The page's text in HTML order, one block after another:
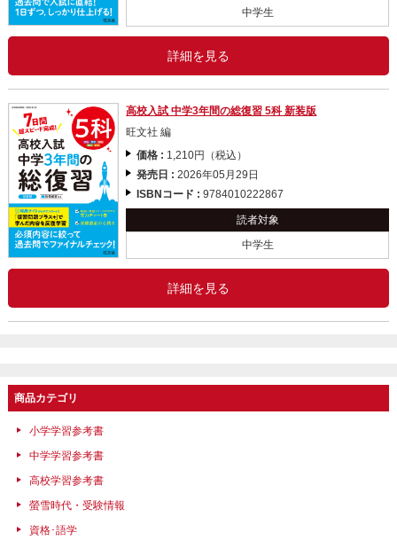
中学生
詳細を見る
高校入試 中学3年間の総復習 5科 新装版
旺文社 編
価格 : 1,210円（税込）
発売日 :2026年05月29日
ISBNコード :9784010222867
読者対象
中学生
詳細を見る
商品カテゴリ
小学学習参考書
中学学習参考書
高校学習参考書
螢雪時代・受験情報
資格･語学